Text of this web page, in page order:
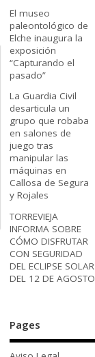
El museo
paleontológico de
Elche inaugura la
exposición
“Capturando el
pasado”
La Guardia Civil
desarticula un
grupo que robaba
en salones de
juego tras
manipular las
máquinas en
Callosa de Segura
y Rojales
TORREVIEJA
INFORMA SOBRE
CÓMO DISFRUTAR
CON SEGURIDAD
DEL ECLIPSE SOLAR
DEL 12 DE AGOSTO
Pages